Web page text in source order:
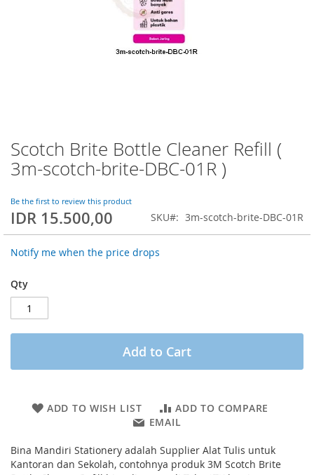
Scotch Brite Bottle Cleaner Refill (
3m-scotch-brite-DBC-01R )
Be the first to review this product
IDR 15.500,00 SKU 3m-scotch-brite-DBC-01R
Notify me when the price drops
Qty
Add to Cart
ADD TO WISH LIST
ADD TO COMPARE
EMAIL
Bina Mandiri Stationery adalah Supplier Alat Tulis untuk
Kantoran dan Sekolah, contohnya produk 3M Scotch Brite
Skip
to
the
of
the